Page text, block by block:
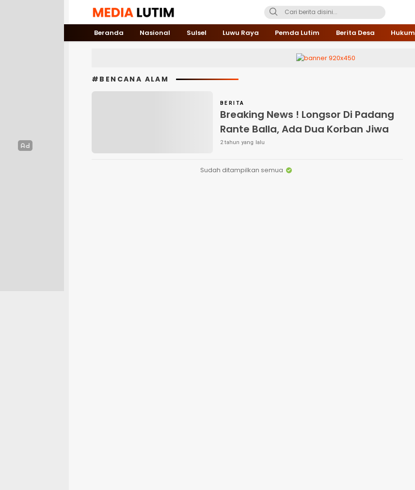
Media Lutim
Info untuk Lutim
Beranda Nasional Sulsel Luwu Raya Pemda Lutim Berita Desa Hukum
#BENCANA ALAM
BERITA
Breaking News ! Longsor Di Padang
Rante Balla, Ada Dua Korban Jiwa
2 tahun yang lalu
Sudah ditampilkan semua